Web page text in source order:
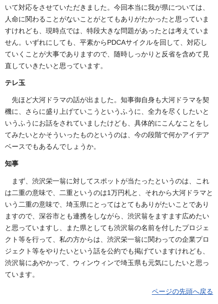
いて対応をさせていただきました。今回本当に我が県については、
人命に関わることがないことがとてもありがたかったと思っていま
すけれども、現時点では、特段大きな問題があったとは考えていま
せん。いずれにしても、平素からPDCAサイクルを回して、対応し
ていくことが大事でありますので、随時しっかりと反省を含めて見
直していきたいと思っています。
テレ玉
先ほど大河ドラマの話が出ました。知事御自身も大河ドラマを契
機に、さらに盛り上げていこうというふうに、全力を尽くしたいと
いうふうにお話をされていましたけども、具体的にこんなことをし
てみたいとかそういったものというのは、今の段階で何かアイデア
ベースでもあるんでしょうか。
知事
まず、渋沢栄一翁に対してスポットが当たったというのは、これ
は二重の意味で、二重というのは1万円札と、それから大河ドラマと
いう二重の意味で、埼玉県にとってはとてもありがたいことであり
ますので、深谷市とも連携をしながら、渋沢翁をますます広めたい
と思っていますし、また県としても渋沢翁の名前を付したプロジェ
クト等を行って、私の方からは、渋沢栄一翁に関わっての企業プロ
ジェクト等をやりたいという話を公約でも掲げていますけれども、
渋沢翁にあやかって、ウィンウィンで埼玉県も元気にしたいと思っ
ています。
ページの先頭へ戻る